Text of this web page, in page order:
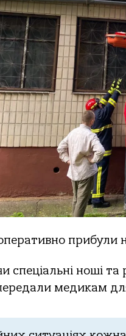
прибули
спеціальні ноші
медикам для